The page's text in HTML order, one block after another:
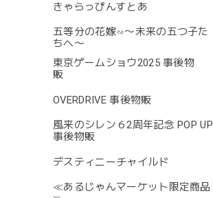
きゃらっぴんすとあ
五等分の花嫁∽〜未来の五つ子た
ちへ〜
東京ゲームショウ2025 事後物
販
OVERDRIVE 事後物販
風来のシレン６2周年記念 POP UP
事後物販
デスティニーチャイルド
≪あるじゃんマーケット限定商品